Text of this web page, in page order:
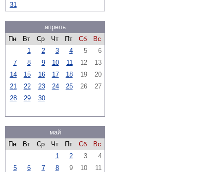
31
апрель
Пн
Вт Ср Чт Пт Сб
Вс
1
2 3 4 5
6
7
8 9 10 11 12
13
14
15 16 17 18 19
20
21
22 23 24 25 26
27
28
29 30
май
Пн
Вт Ср Чт Пт Сб
Вс
1
2 3
4
5
6 7 8 9 10
11